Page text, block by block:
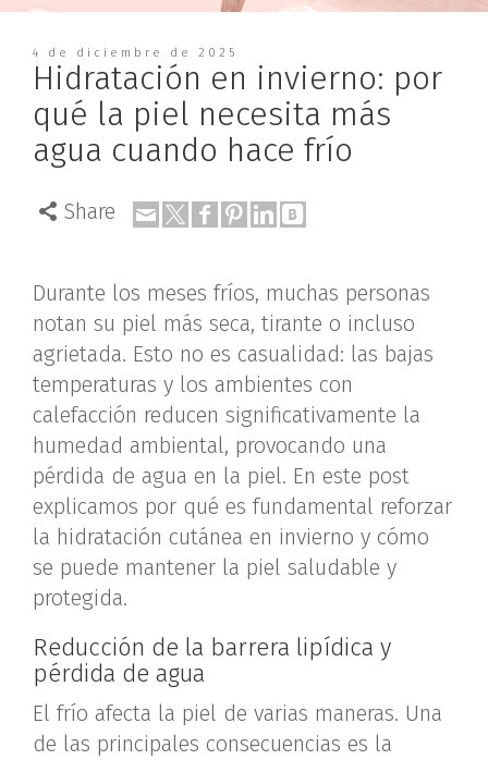
4 de diciembre de 2025
Hidratación en invierno: por
qué la piel necesita más
agua cuando hace frío
Share
Durante los meses fríos, muchas personas
notan su piel más seca, tirante o incluso
agrietada. Esto no es casualidad: las bajas
temperaturas y los ambientes con
calefacción reducen significativamente la
humedad ambiental, provocando una
pérdida de agua en la piel. En este post
explicamos por qué es fundamental reforzar
la hidratación cutánea en invierno y cómo
se puede mantener la piel saludable y
protegida.
Reducción de la barrera lipídica y
pérdida de agua
El frío afecta la piel de varias maneras. Una
de las principales consecuencias es la